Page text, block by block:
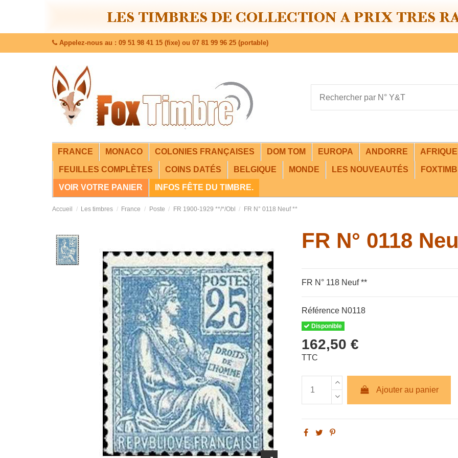
Appelez-nous au : 09 51 98 41 15 (fixe) ou 07 81 99 96 25 (portable)
FRANCE MONACO COLONIES FRANÇAISES DOM TOM EUROPA ANDORRE
FEUILLES COMPLÈTES COINS DATÉS BELGIQUE MONDE LES NOUVEAUTÉS
VOIR VOTRE PANIER INFOS FÊTE DU TIMBRE.
Accueil Les timbres France Poste FR 1900-1929 **/*/Obl FR N° 0118 Neuf **
FR N° 0118
FR N° 118 Neuf **
Référence N0118
Disponible
162,50 €
TTC
Ajouter au panier